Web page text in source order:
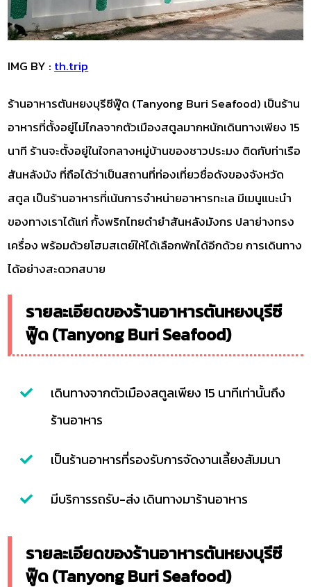
IMG BY : th.trip
ร้านอาหารตันหยงบุรีซีฟู๊ด (Tanyong Buri Seafood) เป็นร้าน
อาหารที่ตั้งอยู่ไม่ไกลจากตัวเมืองสตูลมากหนักเดินทางเพียง 15
นาที ร้านจะตั้งอยู่ในใจกลางหมู่บ้านของชาวประมง ติดกับท่าเรือ
สันหลังมัง ที่ถือได้ว่าเป็นสถานที่ท่องเที่ยวชื่อดังของจังหวัด
สตูล เป็นร้านอาหารที่เน้นการจำหน่ายอาหารทะเล มีเมนูแนะนำ
ของทางเราได้แก่ กั้งพริกไทยดำยำสันหลังมังกร ปลาย่างทรง
เครื่อง พร้อมด้วยโฮมสเตย์ให้ได้เลือกพักได้อีกด้วย การเดินทาง
ได้อย่างสะดวกสบาย
รายละเอียดของร้านอาหารตันหยงบุรีซี
ฟู๊ด (Tanyong Buri Seafood)
เดินทางจากตัวเมืองสตูลเพียง 15 นาทีเท่านั้นถึง
ร้านอาหาร
เป็นร้านอาหารที่รองรับการจัดงานเลี้ยงสัมมนา
มีบริการรถรับ-ส่ง เดินทางมาร้านอาหาร
รายละเอียดของร้านอาหารตันหยงบุรีซี
ฟู๊ด (Tanyong Buri Seafood)